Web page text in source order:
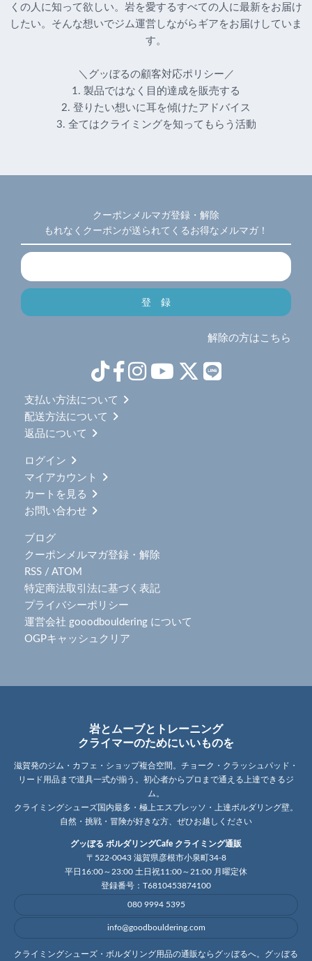
くの人に知って欲しい。岩を愛するすべての人に最新をお届け
したい。そんな想いでジム運営しながらギアをお届けしていま
す。
＼グッぼるの顧客対応ポリシー／
1. 製品ではなく目的達成を販売する
2. 登りたい想いに耳を傾けたアドバイス
3. 全てはクライミングを知ってもらう活動
クーポンメルマガ登録・解除
もれなくクーポンが送られてくるお得なメルマガ！
解除の方はこちら
支払い方法について
配送方法について
返品について
ログイン
マイアカウント
カートを見る
お問い合わせ
ブログ
クーポンメルマガ登録・解除
RSS / ATOM
特定商法取引法に基づく表記
プライバシーポリシー
運営会社 gooodbouldering について
OGPキャッシュクリア
岩とムーブとトレーニング
クライマーのためにいいものを
滋賀発のジム・カフェ・ショップ複合空間。チョーク・クラッシュパッド・
リード用品まで道具一式が揃う。初心者からプロまで通える上達できるジ
ム。
クライミングシューズ国内最多・極上エスプレッソ・上達ボルダリング壁。
自然・挑戦・冒険が好きな方、ぜひお越しください
グッぼる ボルダリングCafe クライミング通販
〒522-0043 滋賀県彦根市小泉町34-8
平日16:00～23:00 土日祝11:00～21:00 月曜定休
登録番号：T6810453874100
080 9994 5395
info@goodbouldering.com
クライミングシューズ・ボルダリング用品の通販ならグッぼるへ。グッぼる